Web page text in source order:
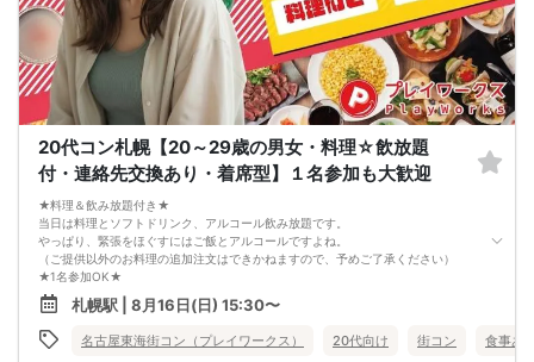
6. お釣りの用意はございませんので、出ないようにご準備お願いします。
7. 当日は年齢確認のできる身分証をお持ちください。イベントの対象年齢でない
ことが発覚した場合、参加費を全額徴収し返金はいたしかねます。
8. 15分以上の遅刻はキャンセルとみなす可能性があります。
9. 当日受付にお越しになってからのキャンセル、途中キャンセルは出来ません。
10. イベント中止に伴うユーザーへの返金額は、チケット代金となり、交通費、宿
泊費、通信費等の返金は行いません。
お申し込みが完了した時点で上記すべての事項に同意したと判断いたします。
8/15(土)アラサー夜コン札幌
20代コン札幌【20～29歳の男女・料理☆飲放題
付・連絡先交換あり・着席型】１名参加も大歓迎
★料理＆飲み放題付き★
当日は料理とソフトドリンク、アルコール飲み放題です。
やっぱり、緊張をほぐすにはご飯とアルコールですよね。
（ご提供以外のお料理の追加注文はできかねますので、予めご了承ください）
★1名参加OK★
他の1名参加の方とペアになりますし、友達作りにも最適です。
基本的には２：２のグループトークとなります。
（１：１でのトークはございませんので、予めご了承ください）
★プロフィールカードにより会話のキッカケもバッチリ★
札幌駅 | 8月16日(日) 15:30〜
名古屋東海街コン（プレイワークス） 20代向け 街コン 食事あ